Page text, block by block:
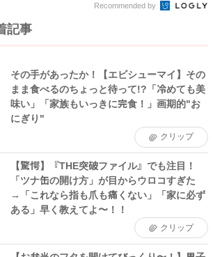
Recommended by
記事
その手があったか！【エビシューマイ】その
まま食べるのちょっと待って!?「冷めても美
味い」「家族もいっきに完食！」画期的"お
にぎり"
クリップ
【驚愕】『THE突破ファイル』でも注目！
「ツナ缶の開け方」が目からウロコすぎた
→「これなら指も爪も痛くない」「家に必ず
ある」早く教えてよ〜！！
クリップ